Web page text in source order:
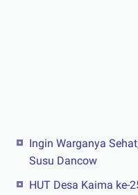
Ingin Warganya
Susu Dancow
HUT Desa Kaima ke-